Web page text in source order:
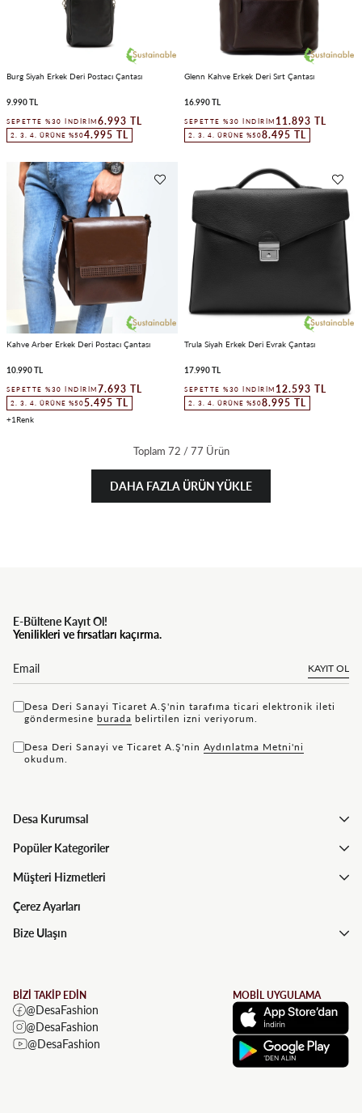
Burg Siyah Erkek Deri Postacı Çantası
9.990 TL
SEPETTE %30 İNDIRIM 6.993 TL
2. 3. 4. ÜRÜNE %504.995 TL
Glenn Kahve Erkek Deri Sırt Çantası
16.990 TL
SEPETTE %30 İNDIRIM 11.893 TL
2. 3. 4. ÜRÜNE %508.495 TL
Kahve Arber Erkek Deri Postacı Çantası
10.990 TL
SEPETTE %30 İNDIRIM 7.693 TL
2. 3. 4. ÜRÜNE %505.495 TL
1
Trula Siyah Erkek Deri Evrak Çantası
17.990 TL
SEPETTE %30 İNDIRIM 12.593 TL
2. 3. 4. ÜRÜNE %508.995 TL
Toplam 72 /77 Ürün
DAHA FAZLA ÜRÜN YÜKLE
E-Bültene Kayıt Ol!
Yenilikleri ve fırsatları kaçırma.
KAYIT OL
Desa Deri Sanayi Ticaret A.Ş'nin tarafıma ticari elektronik ileti
göndermesine bu rada belirtilen izni veriyorum.
Desa Deri Sanayi ve Ticaret A.Ş'nin Aydınlatma Metni'ni
okudum.
Desa Kurumsal
Popüler Kategoriler
Müşteri Hizmetleri
Çerez Ayarları
Bize Ulaşın
BİZİ TAKİP EDİN
@DesaFashion
@DesaFashion
@DesaFashion
MOBİL UYGULAMA